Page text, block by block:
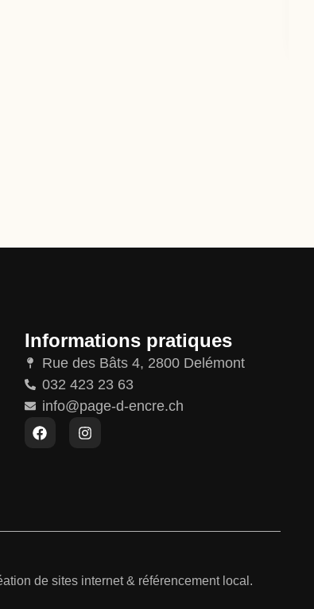
Informations pratiques
Rue des Bâts 4, 2800 Delémont
032 423 23 63
info@page-d-encre.ch
de sites internet & référencement local.